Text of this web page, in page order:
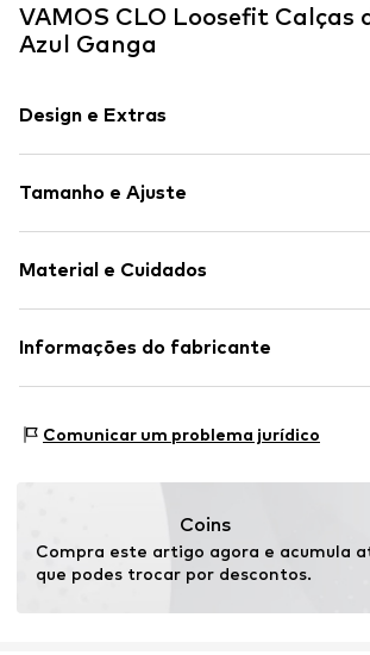
VAMOS CLO Loosefit Calças
Azul Ganga
Design e Extras
Ganga
Light washed
Corte exposto
Toque liso
Tamanho e Ajuste
Ajuste: Loosefit
Material e Cuidados
Material superior: 100% Algodão
Informações do fabricante
89537 Giengen an der Brenz
Comunicar um problema jurídico
Coins
Compra este artigo agora e acumula
que podes trocar por descontos.